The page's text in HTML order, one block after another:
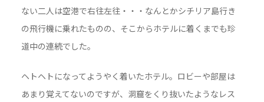
ない二人は空港で右往左往・・・なんとかシチリア島行き
の飛行機に乗れたものの、そこからホテルに着くまでも珍
道中の連続でした。
ヘトヘトになってようやく着いたホテル。ロビーや部屋は
あまり覚えてないのですが、洞窟をくり抜いたようなレス